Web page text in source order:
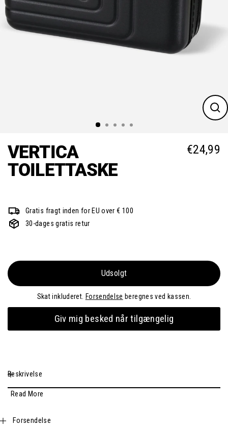
Luk
VERTICA
TOILETTASKE
€24,99
Gratis fragt inden for EU over € 100
30-dages gratis retur
Udsolgt
Skat inkluderet. Forsendelse beregnes ved kassen.
Giv mig besked når tilgængelig
Beskrivelse
Read More
Forsendelse